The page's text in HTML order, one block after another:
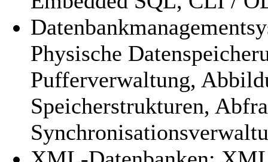
Physische
Pufferverwaltung,
Speicherstrukturen,